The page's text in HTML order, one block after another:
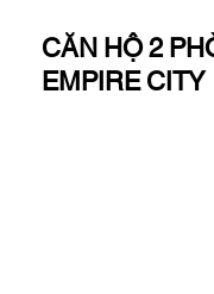
CĂN HỘ 2
EMPIRE CITY